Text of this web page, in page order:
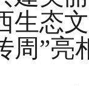
生态
周”亮